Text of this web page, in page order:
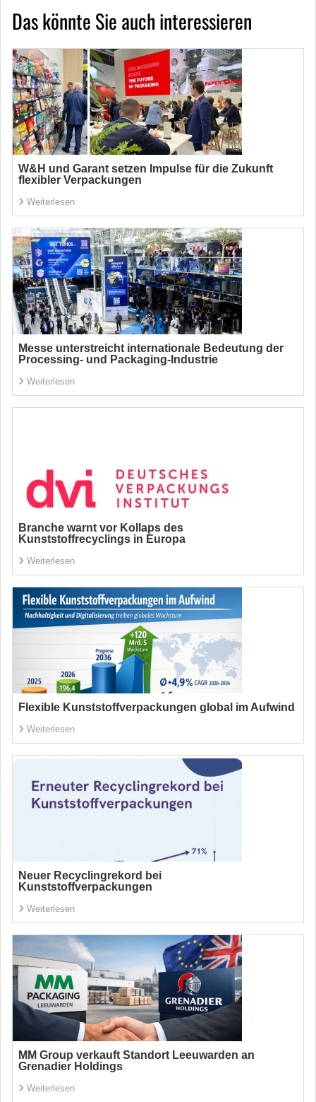
Das könnte Sie auch interessieren
W&H und Garant setzen Impulse für die Zukunft
flexibler Verpackungen
Weiterlesen
Messe unterstreicht internationale Bedeutung der
Processing- und Packaging-Industrie
Weiterlesen
Branche warnt vor Kollaps des
Kunststoffrecyclings in Europa
Weiterlesen
Flexible Kunststoffverpackungen global im Aufwind
Weiterlesen
Neuer Recyclingrekord bei
Kunststoffverpackungen
Weiterlesen
MM Group verkauft Standort Leeuwarden an
Grenadier Holdings
Weiterlesen